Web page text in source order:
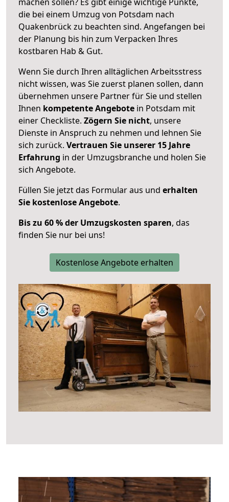
die bei einem Umzug von Potsdam nach
Quakenbrück zu beachten sind. Angefangen bei
der Planung bis hin zum Verpacken Ihres
kostbaren Hab & Gut.
Wenn Sie durch Ihren alltäglichen Arbeitsstress
nicht wissen, was Sie zuerst planen sollen, dann
übernehmen unsere Partner für Sie und stellen
Ihnen kompetente Angebote in Potsdam mit
einer Checkliste. Zögern Sie nicht, unsere
Dienste in Anspruch zu nehmen und lehnen Sie
sich zurück. Vertrauen Sie unserer 15 Jahre
Erfahrung in der Umzugsbranche und holen Sie
sich Angebote.
Füllen Sie jetzt das Formular aus und erhalten
Sie kostenlose Angebote.
Bis zu 60 % der Umzugskosten sparen, das
finden Sie nur bei uns!
Kostenlose Angebote erhalten